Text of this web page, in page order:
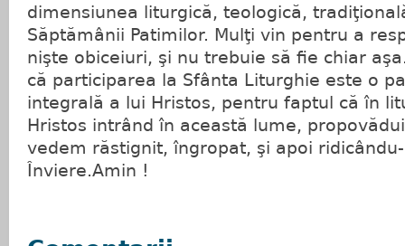
dimensiunea liturgică, teologică,
Săptămânii Patimilor. Mulţi vin pentru a
nişte obiceiuri, şi nu trebuie să fie chiar
că participarea la Sfânta Liturghie este o
integrală a lui Hristos, pentru faptul că în
Hristos intrând în această lume,
vedem răstignit, îngropat, şi apoi
Înviere.Amin !